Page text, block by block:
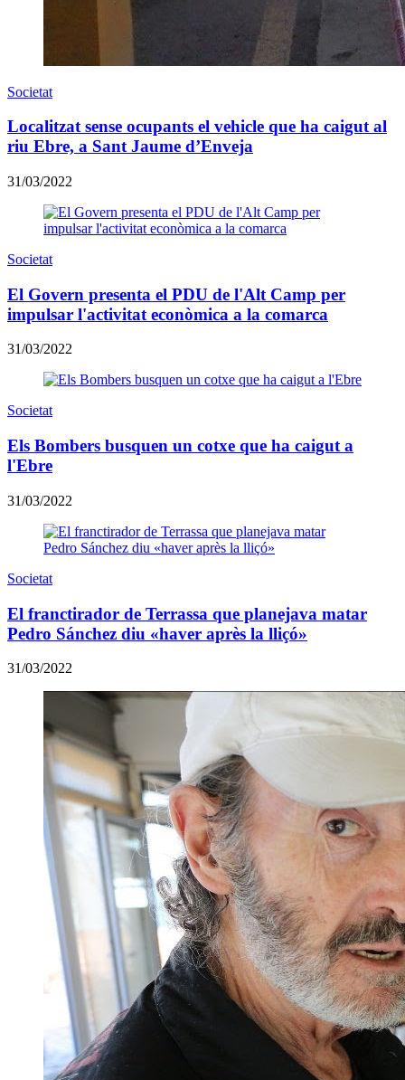
Societat
Localitzat sense ocupants el vehicle que ha caigut al
riu Ebre, a Sant Jaume d’Enveja
31/03/2022
Societat
El Govern presenta el PDU de l'Alt Camp per
impulsar l'activitat econòmica a la comarca
31/03/2022
Societat
Els Bombers busquen un cotxe que ha caigut a
l'Ebre
31/03/2022
Societat
El franctirador de Terrassa que planejava matar
Pedro Sánchez diu «haver après la lliçó»
31/03/2022